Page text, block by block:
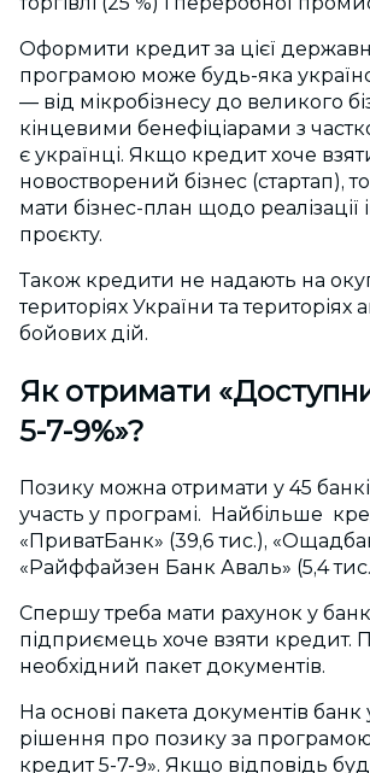
Оформити кредит за цієї
програмою може будь-яка
— від мікробізнесу до великого
кінцевими бенефіціарами з
є українці. Якщо кредит хоче
новостворений бізнес (стартап),
мати бізнес-план щодо реалізації
проєкту.
Також кредити не надають на
територіях України та територіях
бойових дій.
Як отримати
5-7-9%»?
Позику можна отримати у 45
участь у програмі. Найбільше
«ПриватБанк» (39,6 тис.),
«Райффайзен Банк Аваль» (5,4
Спершу треба мати рахунок у
підприємець хоче взяти кредит.
необхідний пакет документів.
На основі пакета документів
рішення про позику за
кредит 5-7-9». Якщо відповідь